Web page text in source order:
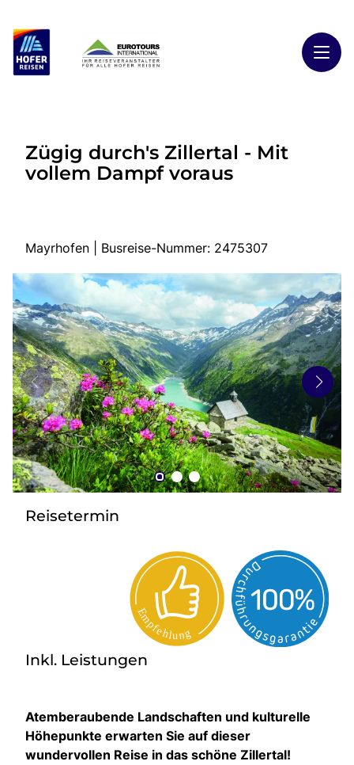
Highlights
Reiseländer
Start
Busreisen
Kontakt
zurück zu HOFER REISEN
Zügig durch's Zillertal - Mit
vollem Dampf voraus
Mayrhofen | Busreise-Nummer: 2475307
Reisetermin
Inkl. Leistungen
Atemberaubende Landschaften und kulturelle
Höhepunkte erwarten Sie auf dieser
wundervollen Reise in das schöne Zillertal!